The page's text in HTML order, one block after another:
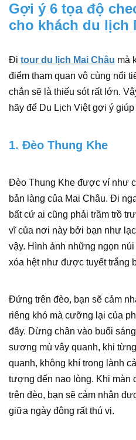
Gợi ý 6 tọa độ
cho khách du lịch
Đi tour du lịch Mai Châu mà
điểm tham quan vô cùng nổi
chắn sẽ là thiếu sót rất lớn.
hãy để Du Lịch Việt gợi ý giúp
1. Đèo Thung Khe
Đèo Thung Khe được ví như
bản làng của Mai Châu. Đi
bất cứ ai cũng phải trầm trồ
vĩ của nơi này bởi bạn như
vậy. Hình ảnh những ngọn
xóa hệt như được tuyết trắng
Đứng trên đèo, bạn sẽ cảm
riêng khó mà cưỡng lại của
đây. Dừng chân vào buổi
sương mù vây quanh, khi
quanh, không khí trong lành
tượng đến nao lòng. Khi màn
trên đèo, bạn sẽ cảm nhận
giữa ngày đông rất thú vị.